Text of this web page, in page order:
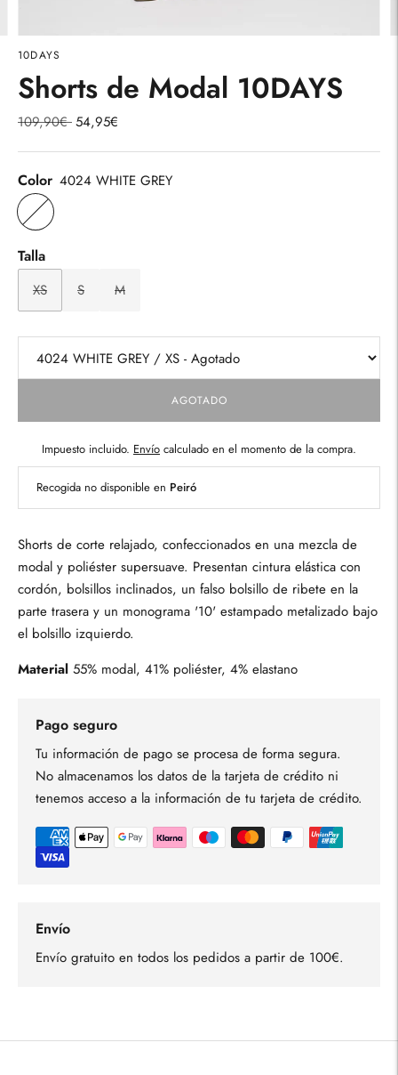
10DAYS
Shorts de Modal 10DAYS
109,90€Precio
54,95€
Color 4024 WHITE GREY
Talla
XS S M
AGOTADO
Impuesto incluido. Envío calculado en el momento de la compra.
Recogida no disponible en Peiró
Shorts de corte relajado, confeccionados en una mezcla de
modal y poliéster supersuave. Presentan cintura elástica con
cordón, bolsillos inclinados, un falso bolsillo de ribete en la
parte trasera y un monograma '10' estampado metalizado bajo
el bolsillo izquierdo.
Material 55% modal, 41% poliéster, 4% elastano
Pago seguro
Tu información de pago se procesa de forma segura.
No almacenamos los datos de la tarjeta de crédito ni
tenemos acceso a la información de tu tarjeta de crédito.
Envío
Envío gratuito en todos los pedidos a partir de 100€.
un